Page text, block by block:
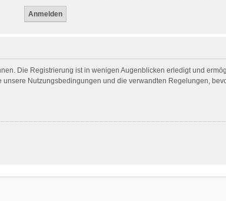
Die Registrierung ist in wenigen Augenblicken erledigt und
Nutzungsbedingungen und die verwandten Regelungen,